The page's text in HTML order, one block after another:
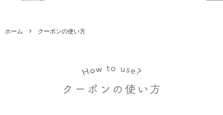
ホーム クーポンの使い方